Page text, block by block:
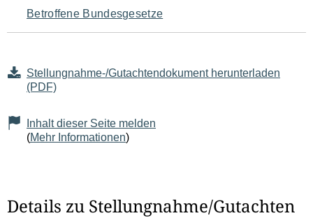
Betroffene Bundesgesetze
Stellungnahme-/Gutachtendokument herunterladen
(PDF)
Inhalt dieser Seite melden
(Mehr Informationen)
Details zu Stellungnahme/Gutachten